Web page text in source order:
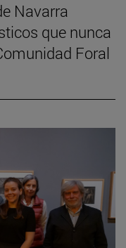
Navarra
que nunca
Foral